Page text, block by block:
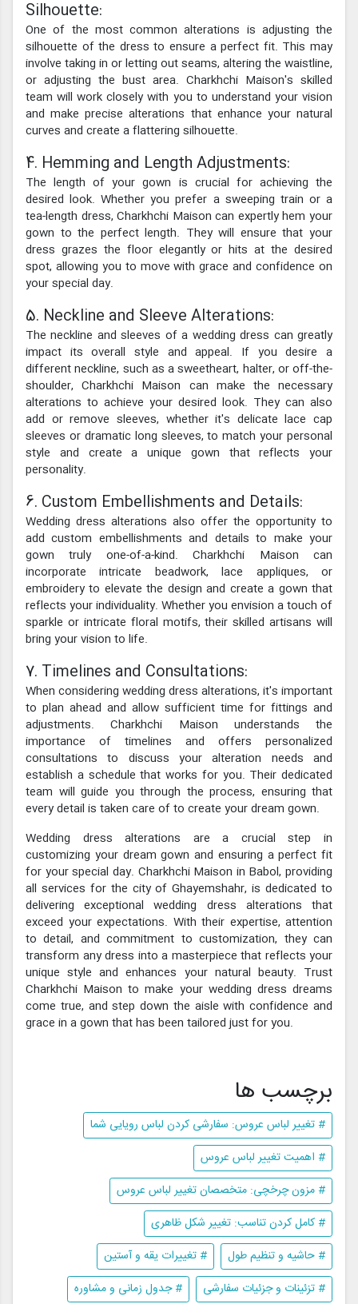
Silhouette:
One of the most common alterations is adjusting the
silhouette of the dress to ensure a perfect fit. This may
involve taking in or letting out seams, altering the waistline,
or adjusting the bust area. Charkhchi Maison's skilled
team will work closely with you to understand your vision
and make precise alterations that enhance your natural
curves and create a flattering silhouette.
4. Hemming and Length Adjustments:
The length of your gown is crucial for achieving the
desired look. Whether you prefer a sweeping train or a
tea-length dress, Charkhchi Maison can expertly hem your
gown to the perfect length. They will ensure that your
dress grazes the floor elegantly or hits at the desired
spot, allowing you to move with grace and confidence on
your special day.
5. Neckline and Sleeve Alterations:
The neckline and sleeves of a wedding dress can greatly
impact its overall style and appeal. If you desire a
different neckline, such as a sweetheart, halter, or off-the-
shoulder, Charkhchi Maison can make the necessary
alterations to achieve your desired look. They can also
add or remove sleeves, whether it's delicate lace cap
sleeves or dramatic long sleeves, to match your personal
style and create a unique gown that reflects your
personality.
6. Custom Embellishments and Details:
Wedding dress alterations also offer the opportunity to
add custom embellishments and details to make your
gown truly one-of-a-kind. Charkhchi Maison can
incorporate intricate beadwork, lace appliques, or
embroidery to elevate the design and create a gown that
reflects your individuality. Whether you envision a touch of
sparkle or intricate floral motifs, their skilled artisans will
bring your vision to life.
7. Timelines and Consultations:
When considering wedding dress alterations, it's important
to plan ahead and allow sufficient time for fittings and
adjustments. Charkhchi Maison understands the
importance of timelines and offers personalized
consultations to discuss your alteration needs and
establish a schedule that works for you. Their dedicated
team will guide you through the process, ensuring that
every detail is taken care of to create your dream gown.
Wedding dress alterations are a crucial step in
customizing your dream gown and ensuring a perfect fit
for your special day. Charkhchi Maison in Babol, providing
all services for the city of Ghayemshahr, is dedicated to
delivering exceptional wedding dress alterations that
exceed your expectations. With their expertise, attention
to detail, and commitment to customization, they can
transform any dress into a masterpiece that reflects your
unique style and enhances your natural beauty. Trust
Charkhchi Maison to make your wedding dress dreams
come true, and step down the aisle with confidence and
grace in a gown that has been tailored just for you.
برچسب ها
# تغییر لباس عروس: سفارشی کردن لباس رویایی شما
# اهمیت تغییر لباس عروس
# مزون چرخچی: متخصصان تغییر لباس عروس
# کامل کردن تناسب: تغییر شکل ظاهری
# حاشیه و تنظیم طول
# تغییرات یقه و آستین
# تزئینات و جزئیات سفارشی
# جدول زمانی و مشاوره